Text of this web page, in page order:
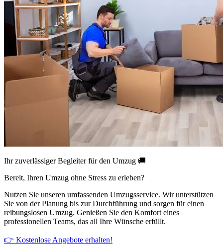
Ihr zuverlässiger Begleiter für den Umzug 🚚
Bereit, Ihren Umzug ohne Stress zu erleben?
Nutzen Sie unseren umfassenden Umzugsservice. Wir unterstützen
Sie von der Planung bis zur Durchführung und sorgen für einen
reibungslosen Umzug. Genießen Sie den Komfort eines
professionellen Teams, das all Ihre Wünsche erfüllt.
👉 Kostenlose Angebote erhalten!